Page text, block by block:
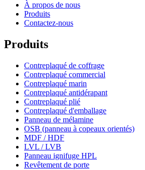
À propos de nous
Produits
Contactez-nous
Produits
Contreplaqué de coffrage
Contreplaqué commercial
Contreplaqué marin
Contreplaqué antidérapant
Contreplaqué plié
Contreplaqué d'emballage
Panneau de mélamine
OSB (panneau à copeaux orientés)
MDF / HDF
LVL / LVB
Panneau ignifuge HPL
Revêtement de porte